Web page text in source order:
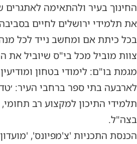
בכל כיתת אם ומחשב נייד לכל
צוות מוביל מכל בי"ס שיוביל את
מגמת בו"ם: לימודי בטחון
לארבעה בתי ספר ברחבי העיר:
תלמידי התיכון למקצוע רב
בצה"ל.
הכנסת התכניות 'צ'מפיונס',